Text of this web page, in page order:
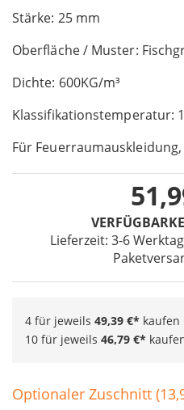
Stärke: 25 mm
Oberfläche / Muster:
Dichte: 600KG/m³
Klassifikationstemperatur:
Für
Lieferzeit: 3-6
4 für jeweils 49,39 € kaufen
10 für jeweils 46,79 €
Optionaler Zuschnitt
beginning
the
images
gallery